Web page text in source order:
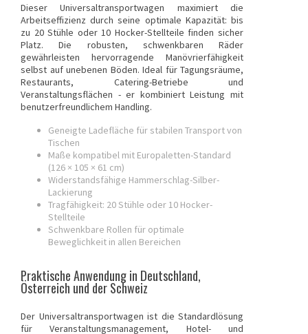
Dieser Universaltransportwagen maximiert die
Arbeitseffizienz durch seine optimale Kapazität: bis
zu 20 Stühle oder 10 Hocker-Stellteile finden sicher
Platz. Die robusten, schwenkbaren Räder
gewährleisten hervorragende Manövrierfähigkeit
selbst auf unebenen Böden. Ideal für Tagungsräume,
Restaurants, Catering-Betriebe und
Veranstaltungsflächen - er kombiniert Leistung mit
benutzerfreundlichem Handling.
Geneigte Ladefläche für stabilen Transport von
Tischen
Maße kompatibel mit Europaletten-Standard
(126 × 105 × 61 cm)
Widerstandsfähige Hammerschlag-Silber-
Lackierung
Tragfähigkeit: 20 Stühle oder 10 Hocker-
Stellteile
Schwenkbare Rollen für optimale
Beweglichkeit in allen Bereichen
Praktische Anwendung in Deutschland,
Österreich und der Schweiz
Der Universaltransportwagen ist die Standardlösung
für Veranstaltungsmanagement, Hotel- und